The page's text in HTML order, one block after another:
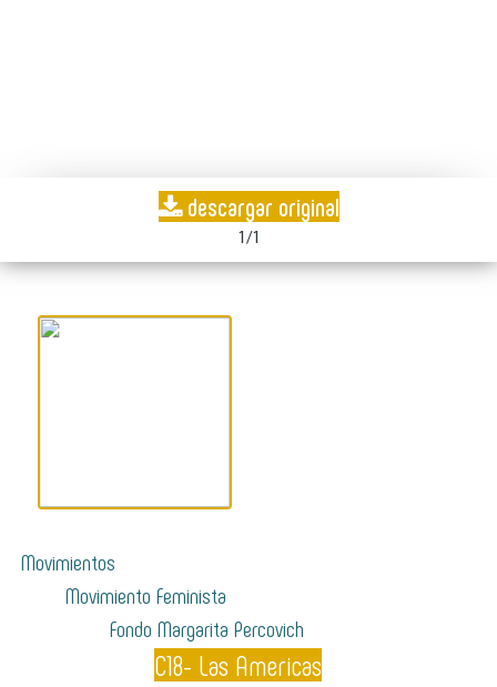
descargar original
1/1
Movimientos
Movimiento Feminista
Fondo Margarita Percovich
C18- Las Americas